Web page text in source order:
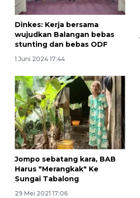
Dinkes: Kerja bersama
wujudkan Balangan bebas
stunting dan bebas ODF
1 Juni 2024 17:44
Jompo sebatang kara, BAB
Harus "Merangkak" Ke
Sungai Tabalong
29 Mei 2021 17:06
2026-08-